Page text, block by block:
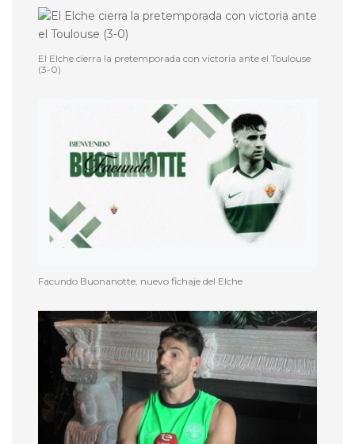
El Elche cierra la pretemporada con victoria ante el Toulouse
(3-0)
Facundo Buonanotte, nuevo fichaje del Elche